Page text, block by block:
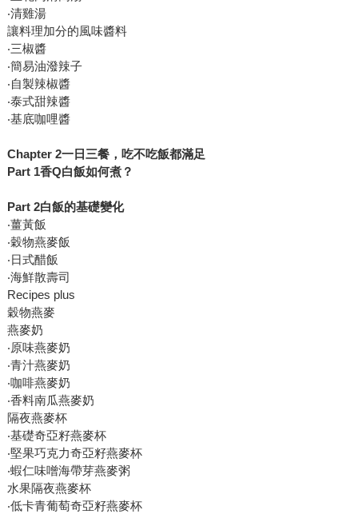
‧清雞湯
讓料理加分的風味醬料
‧三椒醬
‧簡易油潑辣子
‧自製辣椒醬
‧泰式甜辣醬
‧基底咖哩醬
Chapter 2一日三餐，吃不吃飯都滿足
Part 1香Q白飯如何煮？
Part 2白飯的基礎變化
‧薑黃飯
‧穀物燕麥飯
‧日式醋飯
‧海鮮散壽司
Recipes plus
穀物燕麥
燕麥奶
‧原味燕麥奶
‧青汁燕麥奶
‧咖啡燕麥奶
‧香料南瓜燕麥奶
隔夜燕麥杯
‧基礎奇亞籽燕麥杯
‧堅果巧克力奇亞籽燕麥杯
‧蝦仁味噌海帶芽燕麥粥
水果隔夜燕麥杯
‧低卡青葡萄奇亞籽燕麥杯